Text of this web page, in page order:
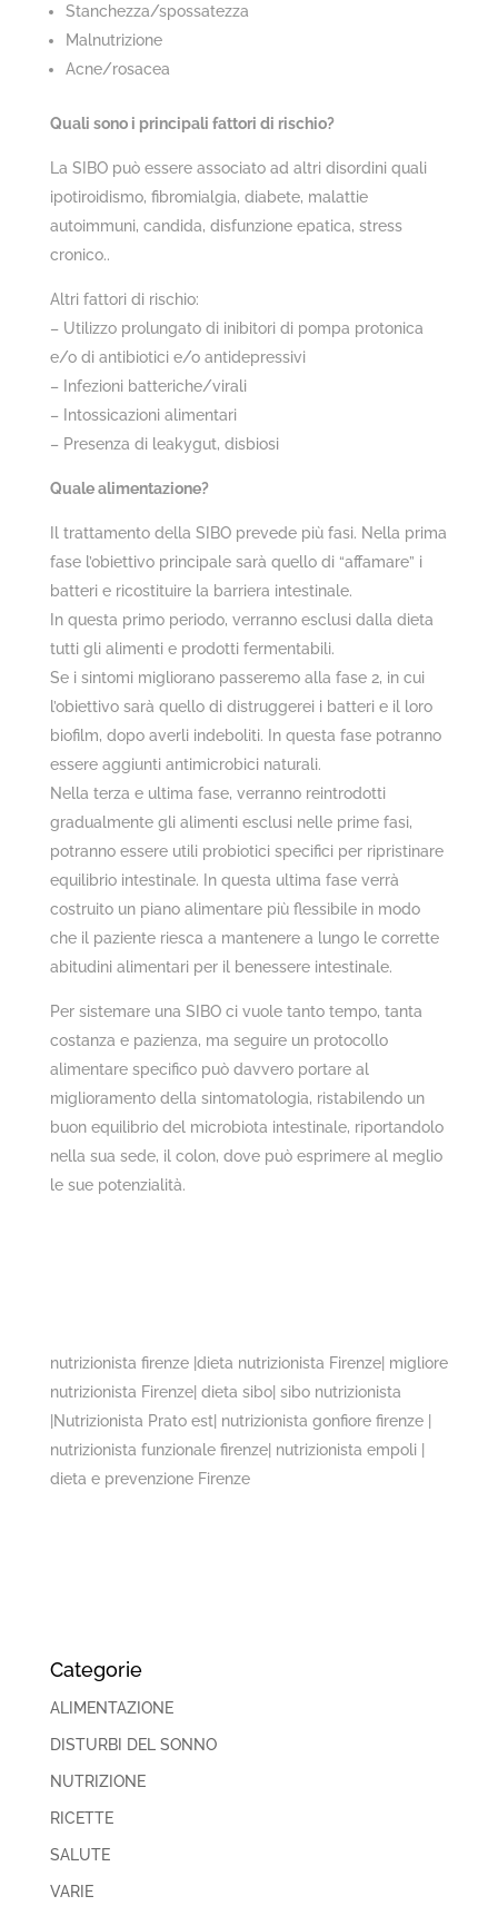
Stanchezza/spossatezza
Malnutrizione
Acne/rosacea
Quali sono i principali fattori di rischio?
La SIBO può essere associato ad altri disordini quali
ipotiroidismo, fibromialgia, diabete, malattie
autoimmuni, candida, disfunzione epatica, stress
cronico..
Altri fattori di rischio:
– Utilizzo prolungato di inibitori di pompa protonica
e/o di antibiotici e/o antidepressivi
– Infezioni batteriche/virali
– Intossicazioni alimentari
– Presenza di leakygut, disbiosi
Quale alimentazione?
Il trattamento della SIBO prevede più fasi. Nella prima
fase l’obiettivo principale sarà quello di “affamare” i
batteri e ricostituire la barriera intestinale.
In questa primo periodo, verranno esclusi dalla dieta
tutti gli alimenti e prodotti fermentabili.
Se i sintomi migliorano passeremo alla fase 2, in cui
l’obiettivo sarà quello di distruggerei i batteri e il loro
biofilm, dopo averli indeboliti. In questa fase potranno
essere aggiunti antimicrobici naturali.
Nella terza e ultima fase, verranno reintrodotti
gradualmente gli alimenti esclusi nelle prime fasi,
potranno essere utili probiotici specifici per ripristinare
equilibrio intestinale. In questa ultima fase verrà
costruito un piano alimentare più flessibile in modo
che il paziente riesca a mantenere a lungo le corrette
abitudini alimentari per il benessere intestinale.
Per sistemare una SIBO ci vuole tanto tempo, tanta
costanza e pazienza, ma seguire un protocollo
alimentare specifico può davvero portare al
miglioramento della sintomatologia, ristabilendo un
buon equilibrio del microbiota intestinale, riportandolo
nella sua sede, il colon, dove può esprimere al meglio
le sue potenzialità.
nutrizionista firenze |dieta nutrizionista Firenze| migliore
nutrizionista Firenze| dieta sibo| sibo nutrizionista
|Nutrizionista Prato est| nutrizionista gonfiore firenze |
nutrizionista funzionale firenze| nutrizionista empoli |
dieta e prevenzione Firenze
Categorie
ALIMENTAZIONE
DISTURBI DEL SONNO
NUTRIZIONE
RICETTE
SALUTE
VARIE